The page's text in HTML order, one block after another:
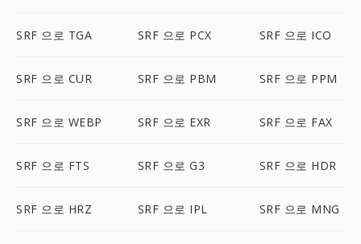
SRF 으로 TGA SRF 으로 PCX SRF 으로 ICO
SRF 으로 CUR SRF 으로 PBM SRF 으로 PPM
SRF 으로 WEBP SRF 으로 EXR SRF 으로 FAX
SRF 으로 FTS SRF 으로 G3 SRF 으로 HDR
SRF 으로 HRZ SRF 으로 IPL SRF 으로 MNG